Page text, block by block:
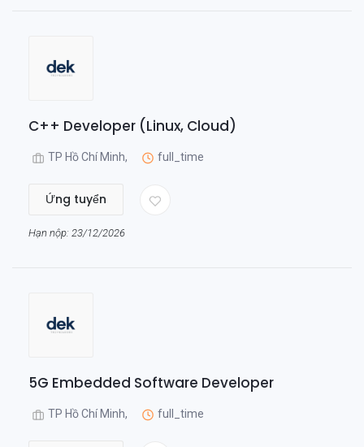
C++ Developer (Linux, Cloud)
TP Hồ Chí Minh, full_time
Ứng tuyển
Hạn nộp: 23/12/2026
5G Embedded Software Developer
TP Hồ Chí Minh, full_time